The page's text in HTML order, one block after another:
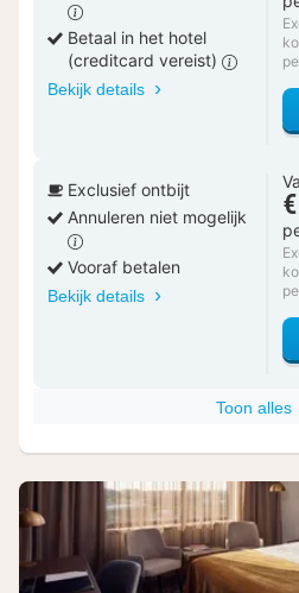
Betaal in het hotel
(creditcard vereist)
Bekijk details
Exclusief ontbijt
Annuleren niet mogelijk
Vooraf betalen
Bekijk details
Toon alles